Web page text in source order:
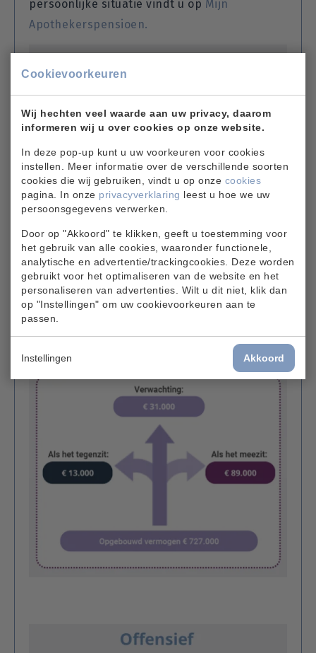
Cookievoorkeuren
Wij hechten veel waarde aan uw privacy, daarom
informeren wij u over cookies op onze website.
In deze pop-up kunt u uw voorkeuren voor cookies
instellen. Meer informatie over de verschillende soorten
cookies die wij gebruiken, vindt u op onze cookies
pagina. In onze privacyverklaring leest u hoe we uw
persoonsgegevens verwerken.
Door op "Akkoord" te klikken, geeft u toestemming voor
het gebruik van alle cookies, waaronder functionele,
analytische en advertentie/trackingcookies. Deze worden
gebruikt voor het optimaliseren van de website en het
personaliseren van advertenties. Wilt u dit niet, klik dan
op "Instellingen" om uw cookievoorkeuren aan te
passen.
Instellingen Akkoord
persoonlijke situatie vindt u op Mijn
Apothekerspensioen.